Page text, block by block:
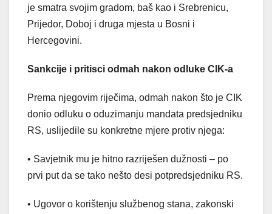
je smatra svojim gradom, baš kao i Srebrenicu,
Prijedor, Doboj i druga mjesta u Bosni i
Hercegovini.
Sankcije i pritisci odmah nakon odluke CIK-a
Prema njegovim riječima, odmah nakon što je CIK
donio odluku o oduzimanju mandata predsjedniku
RS, uslijedile su konkretne mjere protiv njega:
• Savjetnik mu je hitno razriješen dužnosti – po
prvi put da se tako nešto desi potpredsjedniku RS.
• Ugovor o korištenju službenog stana, zakonski